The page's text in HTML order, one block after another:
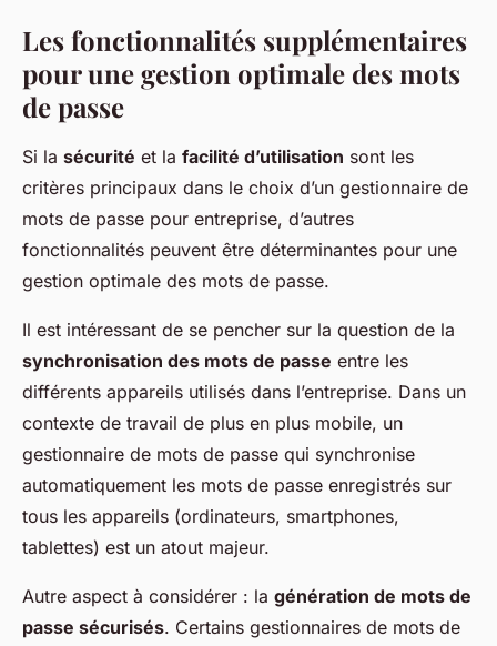
Les fonctionnalités supplémentaires
pour une gestion optimale des mots
de passe
Si la sécurité et la facilité d’utilisation sont les
critères principaux dans le choix d’un gestionnaire de
mots de passe pour entreprise, d’autres
fonctionnalités peuvent être déterminantes pour une
gestion optimale des mots de passe.
Il est intéressant de se pencher sur la question de la
synchronisation des mots de passe entre les
différents appareils utilisés dans l’entreprise. Dans un
contexte de travail de plus en plus mobile, un
gestionnaire de mots de passe qui synchronise
automatiquement les mots de passe enregistrés sur
tous les appareils (ordinateurs, smartphones,
tablettes) est un atout majeur.
Autre aspect à considérer : la génération de mots de
passe sécurisés. Certains gestionnaires de mots de